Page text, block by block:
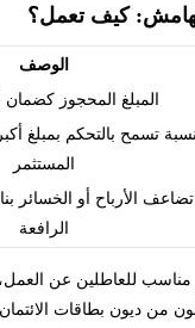
كيف تعمل؟
الوصف
المبلغ المحجوز
نسبة تسمح بالتحكم بمبلغ
المستثمر
تضاعف الأرباح أو الخسائر
الرافعة
مناسب للعاطلين عن
من ديون بطاقات الائتمان